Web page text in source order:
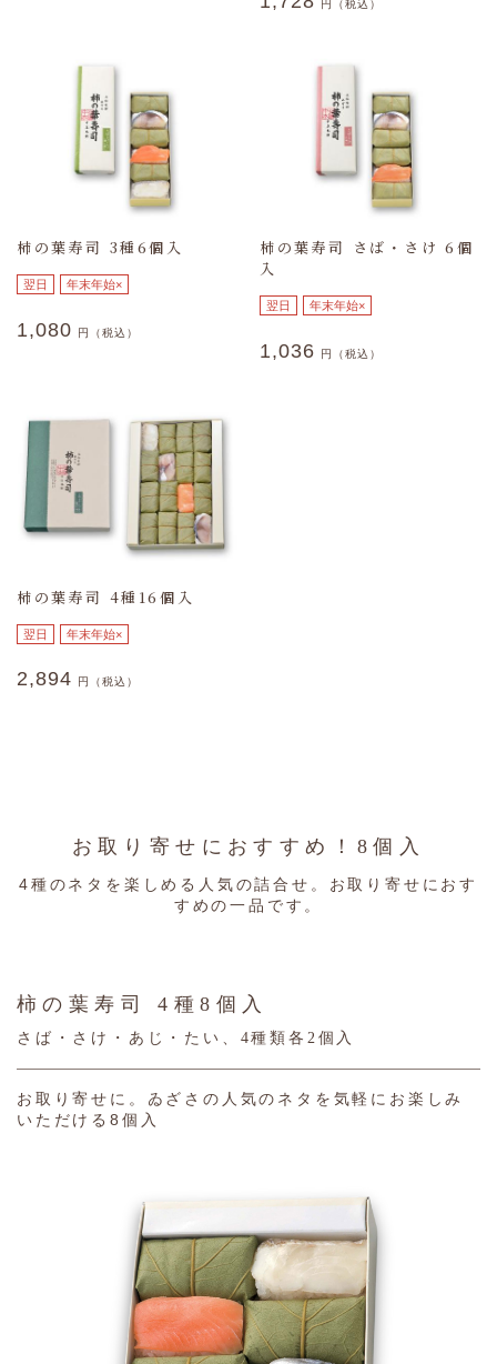
円（税込）
柿の葉寿司 3種6個入
翌日 年末年始×
1,080 円（税込）
柿の葉寿司 さば・さけ 6個
入
翌日 年末年始×
1,036 円（税込）
柿の葉寿司 4種16個入
翌日 年末年始×
2,894 円（税込）
お取り寄せにおすすめ！8個入
4種のネタを楽しめる人気の詰合せ。 お取り寄せにおす
すめの一品です。
柿の葉寿司 4種8個入
さば・さけ・あじ・たい、4種類各2個入
お取り寄せに。ゐざさの人気のネタを気軽にお楽しみ
いただける8個入